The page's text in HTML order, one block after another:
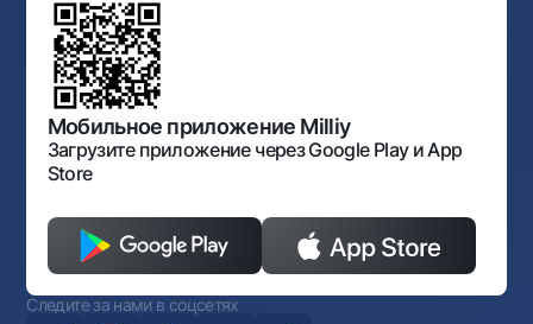
Фирменный стиль
Карта сайта
Согласие на обработку персональных данных
Галерея изобразительного искусства Узбекистана
Обсуждение проектов нормативно-правовых
документов
Нормативно-правовые документы
Порядок и режим работы НБУ
Открытые данные
Антимонопольный комплаенс
Мобильное приложение Milliy
Загрузите приложение через Google Play и App
Store
Следите за нами в соцсетях